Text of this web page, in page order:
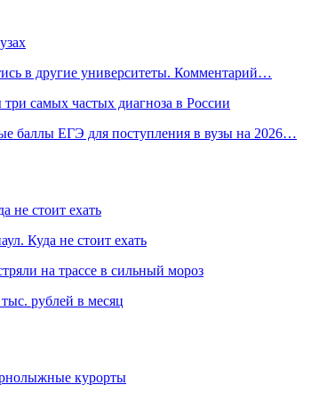
в другие университеты. Комментарий…
самых частых диагноза в России
баллы ЕГЭ для поступления в вузы на 2026…
не стоит ехать
Куда не стоит ехать
на трассе в сильный мороз
рублей в месяц
курорты